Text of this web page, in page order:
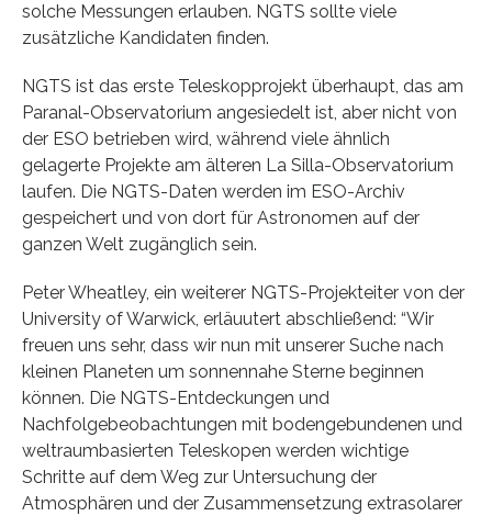
solche Messungen erlauben. NGTS sollte viele
zusätzliche Kandidaten finden.
NGTS ist das erste Teleskopprojekt überhaupt, das am
Paranal-Observatorium angesiedelt ist, aber nicht von
der ESO betrieben wird, während viele ähnlich
gelagerte Projekte am älteren La Silla-Observatorium
laufen. Die NGTS-Daten werden im ESO-Archiv
gespeichert und von dort für Astronomen auf der
ganzen Welt zugänglich sein.
Peter Wheatley, ein weiterer NGTS-Projekteiter von der
University of Warwick, erläuutert abschließend: “Wir
freuen uns sehr, dass wir nun mit unserer Suche nach
kleinen Planeten um sonnennahe Sterne beginnen
können. Die NGTS-Entdeckungen und
Nachfolgebeobachtungen mit bodengebundenen und
weltraumbasierten Teleskopen werden wichtige
Schritte auf dem Weg zur Untersuchung der
Atmosphären und der Zusammensetzung extrasolarer